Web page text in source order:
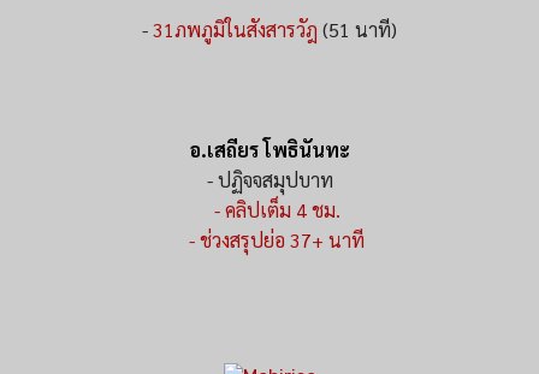
-31ภพภูมิในสังสารวัฎ (51 นาที)
อ.เสถียร โพธินันทะ
- ปฏิจจสมุปบาท
- คลิปเต็ม 4 ชม.
- ช่วงสรุปย่อ 37+ นาที